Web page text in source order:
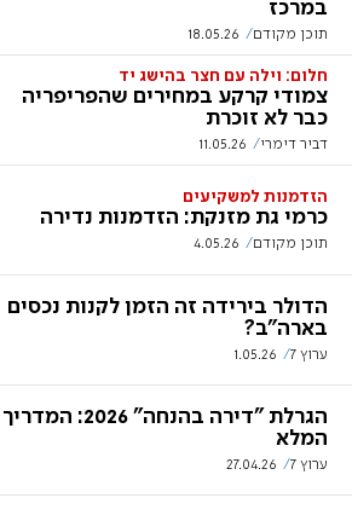
במרכז
תוכן מקודם 18.05.26
חלום: וילה עם חצר בהישג יד
צמודי קרקע במחירים שהפריפריה
כבר לא זוכרת
דביר דימרי 11.05.26
הזדמנות למשקיעים
כרמי גת מזנקת: הזדמנות נדירה
תוכן מקודם 4.05.26
הדולר בירידה זה הזמן לקנות נכסים
בארה"ב?
ערוץ 7 1.05.26
הגרלת "דירה בהנחה" 2026: המדריך
המלא
ערוץ 7 27.04.26